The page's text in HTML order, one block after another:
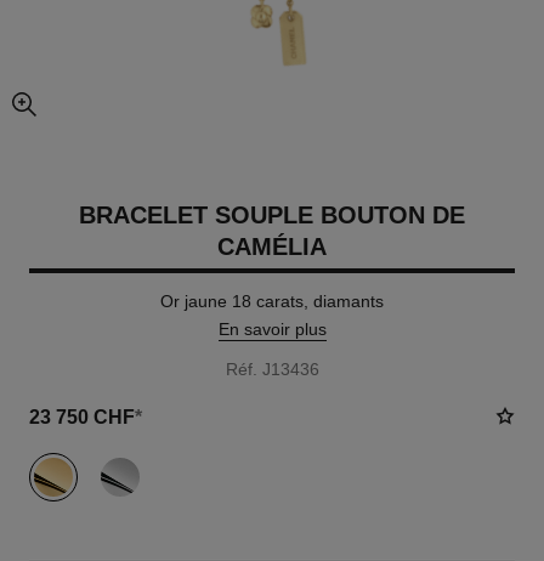
agrandissement
BRACELET SOUPLE BOUTON DE
CAMÉLIA
Or jaune 18 carats, diamants
En savoir plus
Réf. J13436
23 750 CHF*
variante (2)